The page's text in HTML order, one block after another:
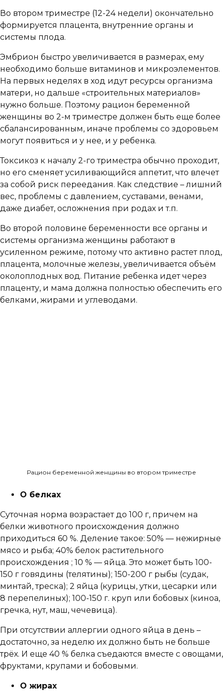
Во втором триместре (12-24 недели) окончательно
формируется плацента, внутренние органы и
системы плода.
Эмбрион быстро увеличивается в размерах, ему
необходимо больше витаминов и микроэлементов.
На первых неделях в ход идут ресурсы организма
матери, но дальше «строительных материалов»
нужно больше. Поэтому рацион беременной
женщины во 2-м триместре должен быть еще более
сбалансированным, иначе проблемы со здоровьем
могут появиться и у нее, и у ребенка.
Токсикоз к началу 2-го триместра обычно проходит,
но его сменяет усиливающийся аппетит, что влечет
за собой риск переедания. Как следствие – лишний
вес, проблемы с давлением, суставами, венами,
даже диабет, осложнения при родах и т.п.
Во второй половине беременности все органы и
системы организма женщины работают в
усиленном режиме, потому что активно растет плод,
плацента, молочные железы, увеличивается объём
околоплодных вод. Питание ребенка идет через
плаценту, и мама должна полностью обеспечить его
белками, жирами и углеводами.
Рацион беременной женщины во втором триместре
О белках
Суточная норма возрастает до 100 г, причем на
белки животного происхождения должно
приходиться 60 %. Деление такое: 50% — нежирные
мясо и рыба; 40% белок растительного
происхождения ; 10 % — яйца. Это может быть 100-
150 г говядины (телятины); 150-200 г рыбы (судак,
минтай, треска); 2 яйца (курицы, утки, цесарки или
8 перепелиных); 100-150 г. круп или бобовых (киноа,
гречка, нут, маш, чечевица).
При отсутствии аллергии одного яйца в день –
достаточно, за неделю их должно быть не больше
трёх. И еще 40 % белка съедаются вместе с овощами,
фруктами, крупами и бобовыми.
О жирах